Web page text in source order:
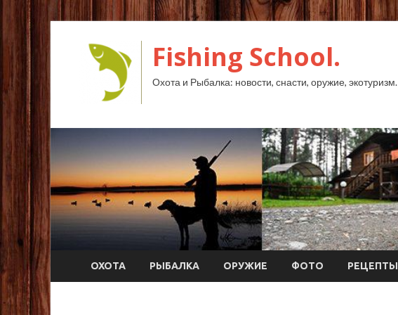
Fishing School.
Охота и Рыбалка: новости, снасти, оружие, экотуризм.
ОХОТА РЫБАЛКА ОРУЖИЕ ФОТО РЕЦЕПТЫ